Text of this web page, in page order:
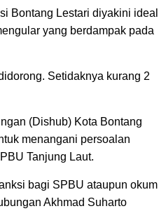
Bontang Lestari diyakini ideal
yang berdampak pada
Setidaknya kurang 2
(Dishub) Kota Bontang
menangani persoalan
Tanjung Laut.
bagi SPBU ataupun okum
Akhmad Suharto